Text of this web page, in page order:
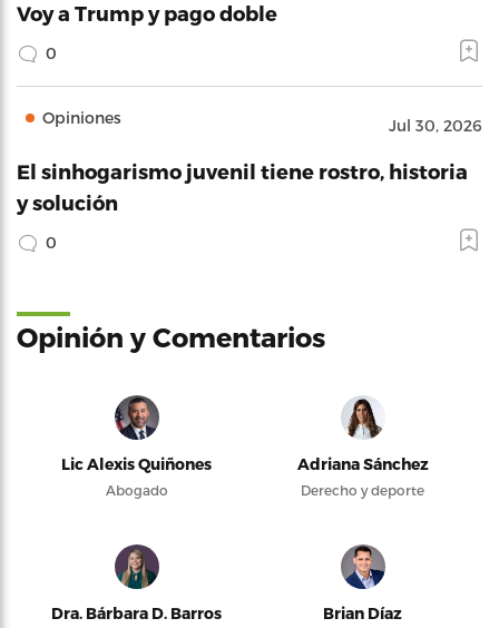
Voy a Trump y pago doble
0
Opiniones Jul 30, 2026
El sinhogarismo juvenil tiene rostro, historia
y solución
0
Opinión y Comentarios
Lic Alexis Quiñones
Abogado
Adriana Sánchez
Derecho y deporte
Dra. Bárbara D. Barros Brian Díaz